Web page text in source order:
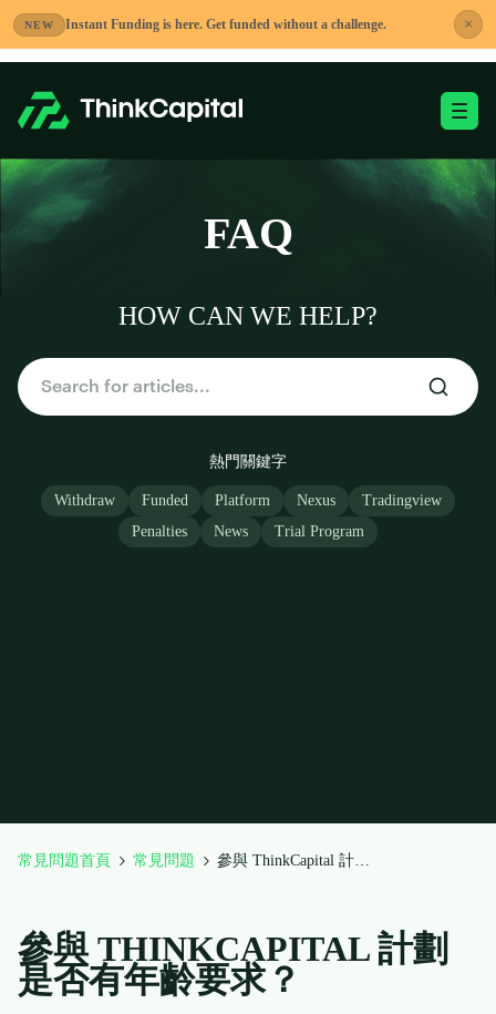
NEW Instant Funding is here. Get funded without a challenge. ×
到
內
切換移動端選單
-
FAQ
HOW CAN WE HELP?
熱門關鍵字
Withdraw Funded Platform Nexus
Tradingview
Penalties
News Trial Program
常見問題首頁 常見問題 參與 ThinkCapital 計劃是否有年齡要求？
參與 THINKCAPITAL 計劃
是否有年齡要求？